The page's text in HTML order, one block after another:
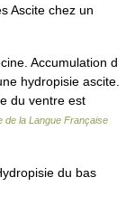
Ascite chez un
Accumulation d
hydropisie ascite.
du ventre est
de la Langue Française
du bas